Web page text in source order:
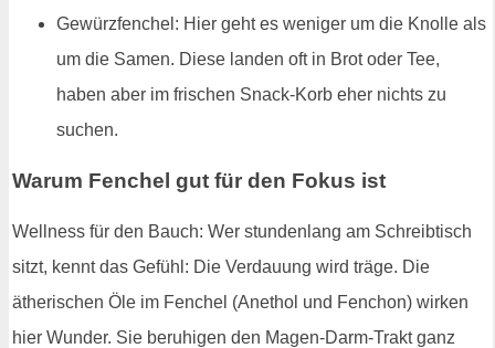
Gewürzfenchel: Hier geht es weniger um die Knolle als
um die Samen. Diese landen oft in Brot oder Tee,
haben aber im frischen Snack-Korb eher nichts zu
suchen.
Warum Fenchel gut für den Fokus ist
Wellness für den Bauch: Wer stundenlang am Schreibtisch
sitzt, kennt das Gefühl: Die Verdauung wird träge. Die
ätherischen Öle im Fenchel (Anethol und Fenchon) wirken
hier Wunder. Sie beruhigen den Magen-Darm-Trakt ganz